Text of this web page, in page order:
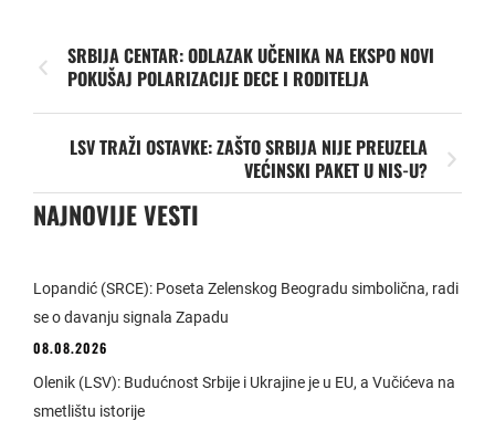
SRBIJA CENTAR: ODLAZAK UČENIKA NA EKSPO NOVI
POKUŠAJ POLARIZACIJE DECE I RODITELJA
LSV TRAŽI OSTAVKE: ZAŠTO SRBIJA NIJE PREUZELA
VEĆINSKI PAKET U NIS-U?
NAJNOVIJE VESTI
Lopandić (SRCE): Poseta Zelenskog Beogradu simbolična, radi
se o davanju signala Zapadu
08.08.2026
Olenik (LSV): Budućnost Srbije i Ukrajine je u EU, a Vučićeva na
smetlištu istorije